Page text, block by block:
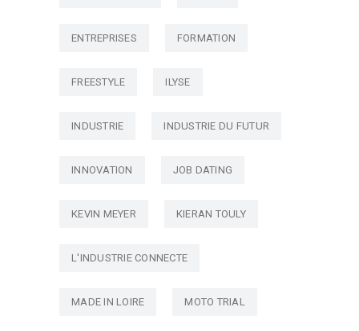
ENTREPRISES FORMATION
FREESTYLE ILYSE
INDUSTRIE INDUSTRIE DU FUTUR
INNOVATION JOB DATING
KEVIN MEYER KIERAN TOULY
L'INDUSTRIE CONNECTE
MADE IN LOIRE MOTO TRIAL